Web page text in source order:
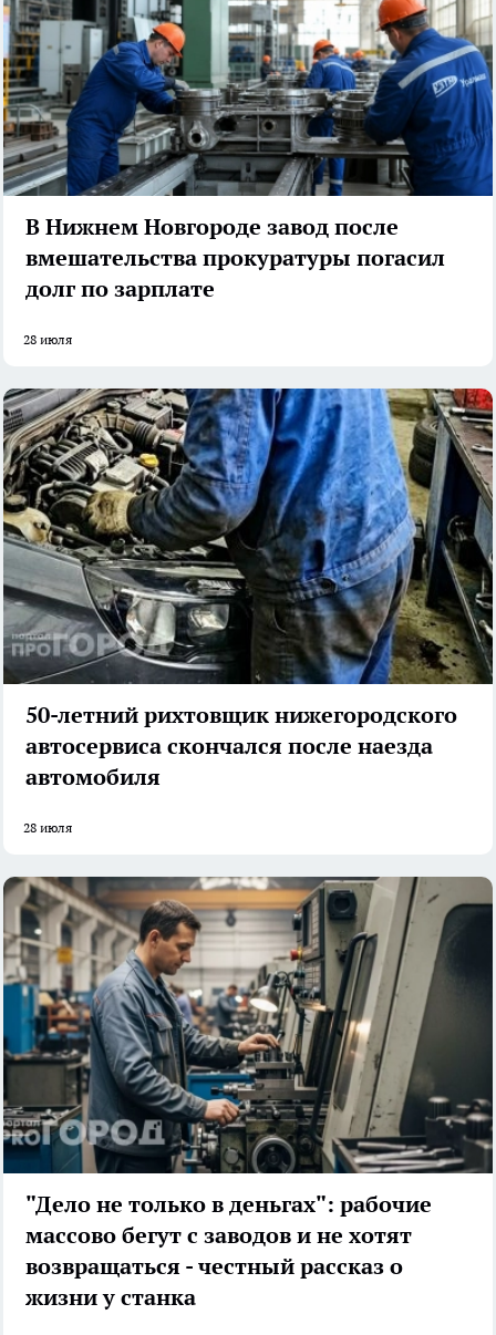
В Нижнем Новгороде завод после
вмешательства прокуратуры погасил
долг по зарплате
28 июля
50-летний рихтовщик нижегородского
автосервиса скончался после наезда
автомобиля
28 июля
"Дело не только в деньгах": рабочие
массово бегут с заводов и не хотят
возвращаться - честный рассказ о
жизни у станка